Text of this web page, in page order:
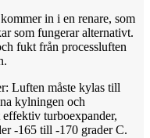
in i en renare, som
som fungerar alternativt.
fukt från processluften
Luften måste kylas till
kylningen och
turboexpander,
-165 till -170 grader C.